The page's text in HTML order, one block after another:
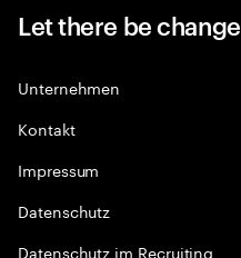
Let there be change
Unternehmen
Kontakt
Impressum
Datenschutz
Datenschutz im Recruiting